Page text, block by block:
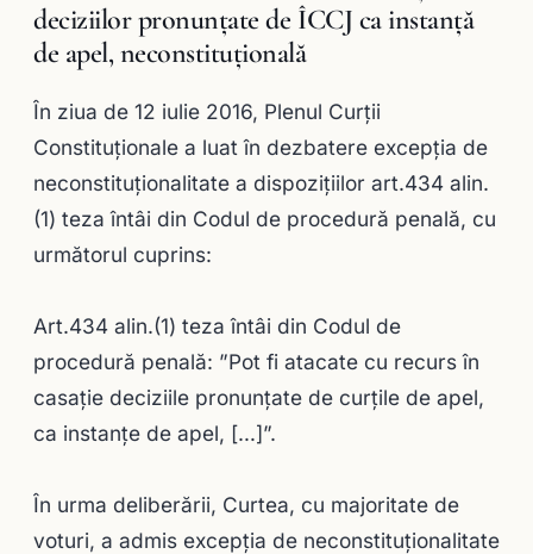
deciziilor pronunțate de ÎCCJ ca instanță
de apel, neconstituțională
În ziua de 12 iulie 2016, Plenul Curții
Constituționale a luat în dezbatere excepţia de
neconstituţionalitate a dispoziţiilor art.434 alin.
(1) teza întâi din Codul de procedură penală, cu
următorul cuprins:
Art.434 alin.(1) teza întâi din Codul de
procedură penală: ”Pot fi atacate cu recurs în
casaţie deciziile pronunţate de curţile de apel,
ca instanţe de apel, […]”.
În urma deliberării, Curtea, cu majoritate de
voturi, a admis excepţia de neconstituţionalitate